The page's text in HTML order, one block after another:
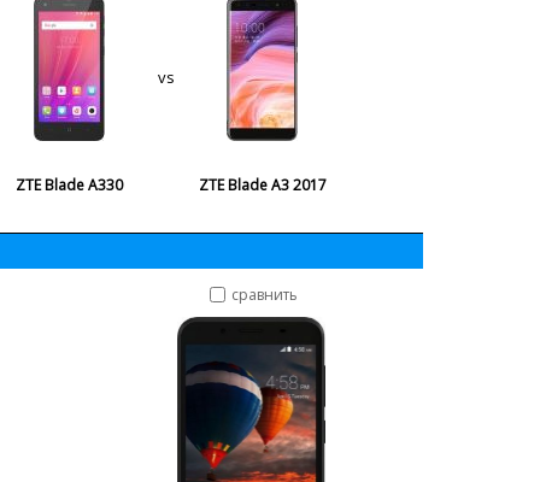
ZTE Blade A330
vs
ZTE Blade A3 2017
сравнить